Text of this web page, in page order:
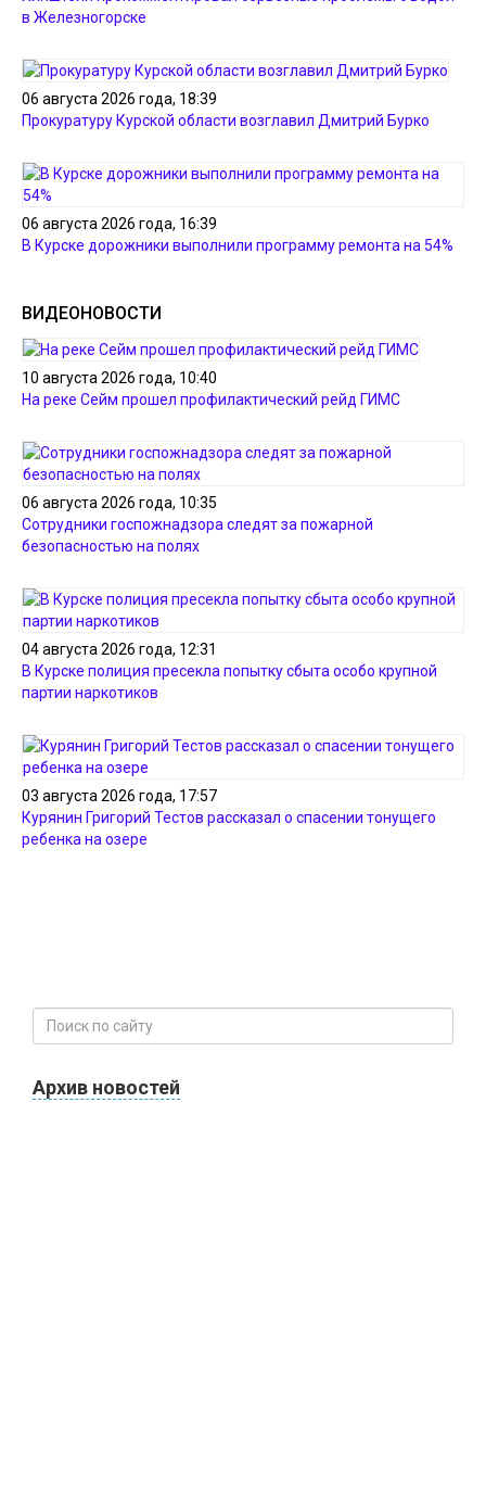
в Железногорске
06 августа 2026 года, 18:39
Прокуратуру Курской области возглавил Дмитрий Бурко
06 августа 2026 года, 16:39
В Курске дорожники выполнили программу ремонта на 54%
ВИДЕОНОВОСТИ
10 августа 2026 года, 10:40
На реке Сейм прошел профилактический рейд ГИМС
06 августа 2026 года, 10:35
Сотрудники госпожнадзора следят за пожарной
безопасностью на полях
04 августа 2026 года, 12:31
В Курске полиция пресекла попытку сбыта особо крупной
партии наркотиков
03 августа 2026 года, 17:57
Курянин Григорий Тестов рассказал о спасении тонущего
ребенка на озере
Архив новостей